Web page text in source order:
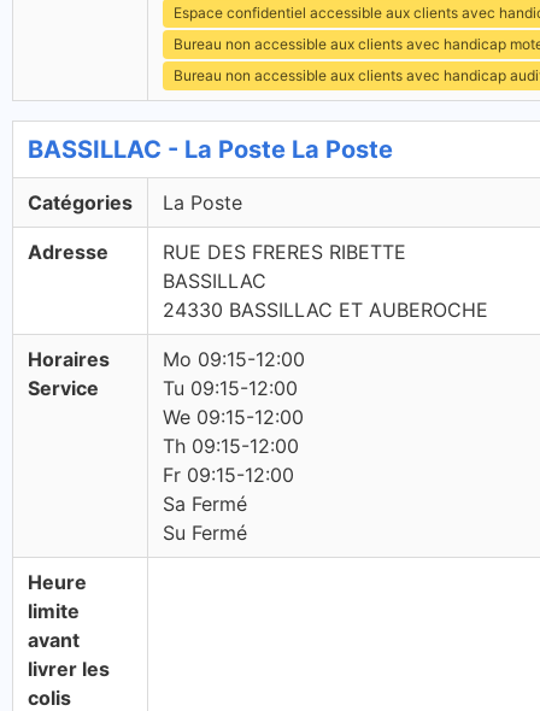
Espace confidentiel accessible aux clients avec
Bureau non accessible aux clients avec handicap
Bureau non accessible aux clients avec handicap
BASSILLAC - La Poste La Poste
Catégories La Poste
Adresse
RUE DES FRERES RIBETTE
BASSILLAC
24330 BASSILLAC ET AUBEROCHE
Horaires
Service
Mo 09:15-12:00
Tu 09:15-12:00
We 09:15-12:00
Th 09:15-12:00
Fr 09:15-12:00
Sa Fermé
Su Fermé
Heure
limite
avant
livrer les
colis